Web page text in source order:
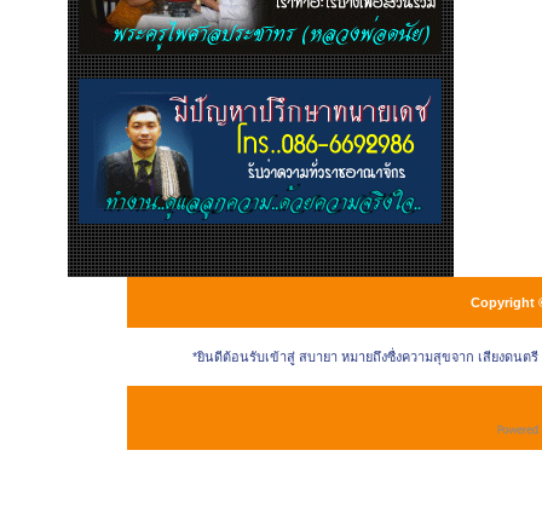
Copyright
*ยินดีต้อนรับเข้าสู่ สบายา หมายถึงซื่งความสุขจาก เสียงดน